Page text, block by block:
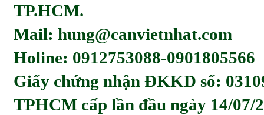
TP.HCM.
Mail: hung@canvietnhat.com
Holine: 0912753088-0901805566
Giấy chứng nhận ĐKKD số:
TPHCM cấp lần đầu ngày 14/07/